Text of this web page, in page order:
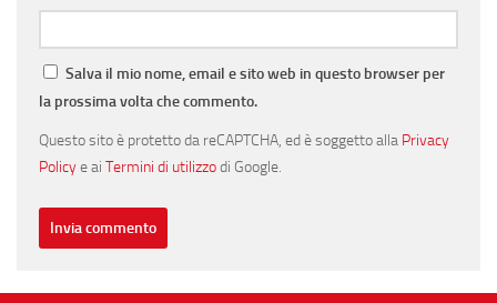
Salva il mio nome, email e sito web in questo browser per
la prossima volta che commento.
Questo sito è protetto da reCAPTCHA, ed è soggetto alla Privacy
Policye ai Termini di utilizzodi Google.